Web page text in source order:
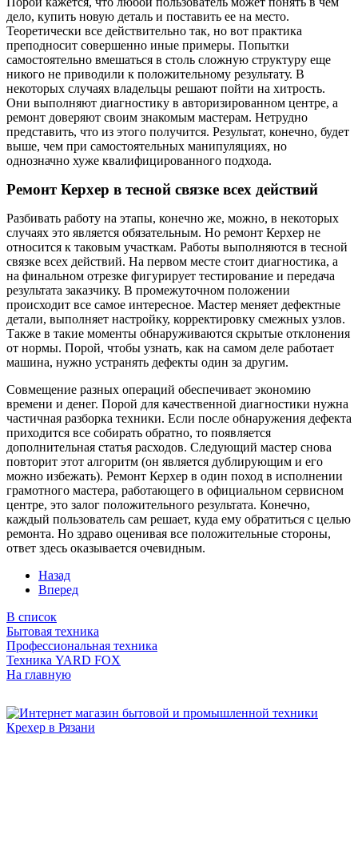
дело, купить новую деталь и поставить ее на место.
Теоретически все действительно так, но вот практика
преподносит совершенно иные примеры. Попытки
самостоятельно вмешаться в столь сложную структуру еще
никого не приводили к положительному результату. В
некоторых случаях владельцы решают пойти на хитрость.
Они выполняют диагностику в авторизированном центре, а
ремонт доверяют своим знакомым мастерам. Нетрудно
представить, что из этого получится. Результат, конечно, будет
выше, чем при самостоятельных манипуляциях, но
однозначно хуже квалифицированного подхода.
Ремонт Керхер в тесной связке всех действий
Разбивать работу на этапы, конечно же, можно, в некоторых
случаях это является обязательным. Но ремонт Керхер не
относится к таковым участкам. Работы выполняются в тесной
связке всех действий. На первом месте стоит диагностика, а
на финальном отрезке фигурирует тестирование и передача
результата заказчику. В промежуточном положении
происходит все самое интересное. Мастер меняет дефектные
детали, выполняет настройку, корректировку смежных узлов.
Также в такие моменты обнаруживаются скрытые отклонения
от нормы. Порой, чтобы узнать, как на самом деле работает
машина, нужно устранять дефекты один за другим.
Совмещение разных операций обеспечивает экономию
времени и денег. Порой для качественной диагностики нужна
частичная разборка техники. Если после обнаружения дефекта
приходится все собирать обратно, то появляется
дополнительная статья расходов. Следующий мастер снова
повторит этот алгоритм (он является дублирующим и его
можно избежать). Ремонт Керхер в один поход в исполнении
грамотного мастера, работающего в официальном сервисном
центре, это залог положительного результата. Конечно,
каждый пользователь сам решает, куда ему обратиться с целью
ремонта. Но здраво оценивая все положительные стороны,
ответ здесь оказывается очевидным.
Назад
Вперед
В список
Бытовая техника
Профессиональная техника
Техника YARD FOX
На главную